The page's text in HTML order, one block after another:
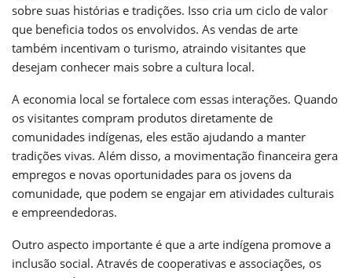
sobre suas histórias e tradições. Isso cria um ciclo de valor
que beneficia todos os envolvidos. As vendas de arte
também incentivam o turismo, atraindo visitantes que
desejam conhecer mais sobre a cultura local.
A economia local se fortalece com essas interações. Quando
os visitantes compram produtos diretamente de
comunidades indígenas, eles estão ajudando a manter
tradições vivas. Além disso, a movimentação financeira gera
empregos e novas oportunidades para os jovens da
comunidade, que podem se engajar em atividades culturais
e empreendedoras.
Outro aspecto importante é que a arte indígena promove a
inclusão social. Através de cooperativas e associações, os